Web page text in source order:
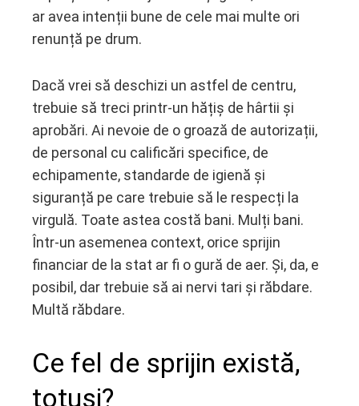
ar avea intenții bune de cele mai multe ori
renunță pe drum.
Dacă vrei să deschizi un astfel de centru,
trebuie să treci printr-un hățiș de hârtii și
aprobări. Ai nevoie de o groază de autorizații,
de personal cu calificări specifice, de
echipamente, standarde de igienă și
siguranță pe care trebuie să le respecți la
virgulă. Toate astea costă bani. Mulți bani.
Într-un asemenea context, orice sprijin
financiar de la stat ar fi o gură de aer. Și, da, e
posibil, dar trebuie să ai nervi tari și răbdare.
Multă răbdare.
Ce fel de sprijin există,
totuși?